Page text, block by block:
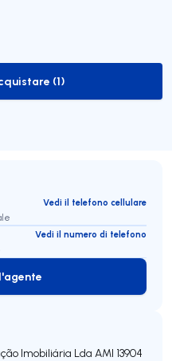
buy-listing
(1)
Vedi il telefono cellulare
Vedi il numero di telefono
l'agente
Imobiliária Lda AMI 13904